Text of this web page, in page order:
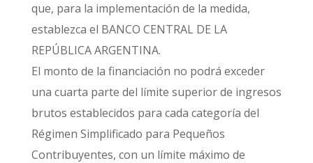
que, para la implementación de la medida,
establezca el BANCO CENTRAL DE LA
REPÚBLICA ARGENTINA.
El monto de la financiación no podrá exceder
una cuarta parte del límite superior de ingresos
brutos establecidos para cada categoría del
Régimen Simplificado para Pequeños
Contribuyentes, con un límite máximo de